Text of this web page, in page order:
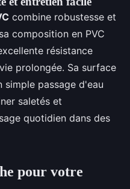
combine robustesse et
composition en PVC
résistance
prolongée. Sa surface
passage d'eau
saletés et
quotidien dans des
pour votre